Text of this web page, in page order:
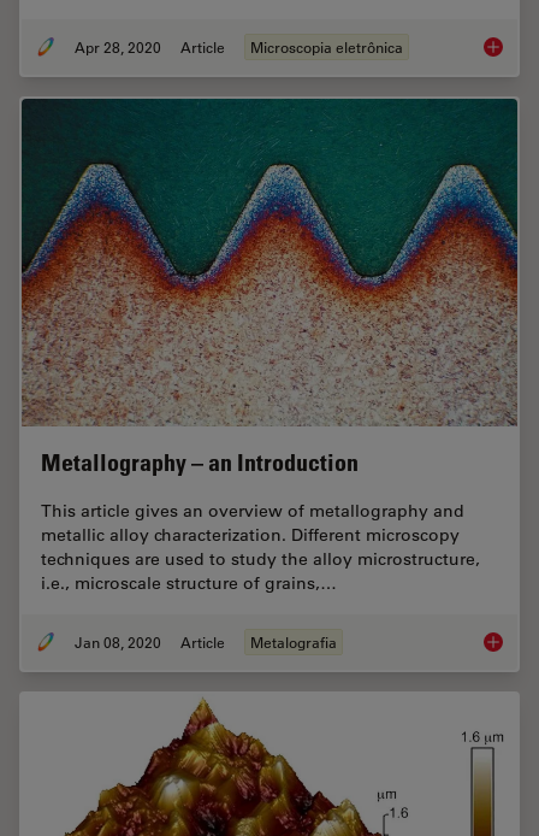
Apr 28, 2020 Article Microscopia eletrônica Rate
Metallography – an Introduction
This article gives an overview of metallography and
metallic alloy characterization. Different microscopy
techniques are used to study the alloy microstructure,
i.e., microscale structure of grains,…
Jan 08, 2020 Article Metalografia